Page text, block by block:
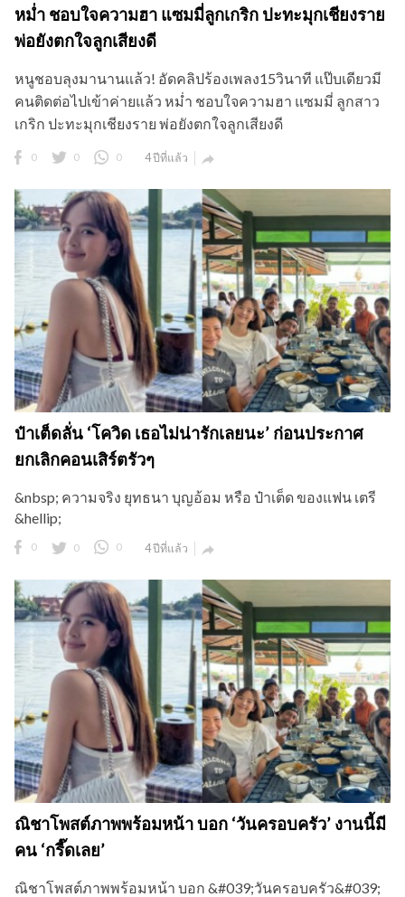
หม่ำ ชอบใจความฮา แซมมี่ลูกเกริก ปะทะมุกเชียงราย
พ่อยังตกใจลูกเสียงดี
หนูชอบลุงมานานแล้ว! อัดคลิปร้องเพลง15วินาที แป๊บเดียวมี
คนติดต่อไปเข้าค่ายแล้ว หม่ำ ชอบใจความฮา แซมมี่ ลูกสาว
เกริก ปะทะมุกเชียงราย พ่อยังตกใจลูกเสียงดี
0 0 0 4 ปีที่แล้ว 
ป๋าเต็ดลั่น ‘โควิด เธอไม่น่ารักเลยนะ’ ก่อนประกาศ
ยกเลิกคอนเสิร์ตรัวๆ
&nbsp; ความจริง ยุทธนา บุญอ้อม หรือ ป๋าเต็ด ของแฟน เตรี
&hellip;
0 0 0 4 ปีที่แล้ว 
ณิชาโพสต์ภาพพร้อมหน้า บอก ‘วันครอบครัว’ งานนี้มี
คน ‘กรี๊ดเลย’
ณิชาโพสต์ภาพพร้อมหน้า บอก &#039;วันครอบครัว&#039;